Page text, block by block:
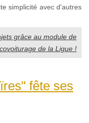
simplicité avec d'autres
grâce au module de
covoiturage de la Ligue !
fête ses